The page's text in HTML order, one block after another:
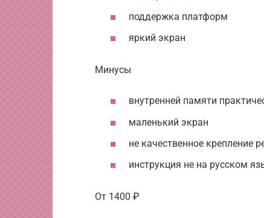
поддержка платформ
яркий экран
Минусы
внутренней памяти
маленький экран
не качественное крепление
инструкция не на русском
От 1400 ₽